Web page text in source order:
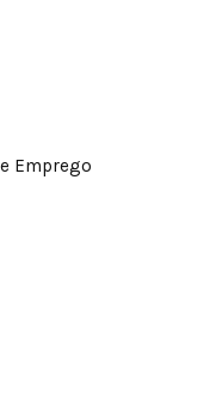
Emprego